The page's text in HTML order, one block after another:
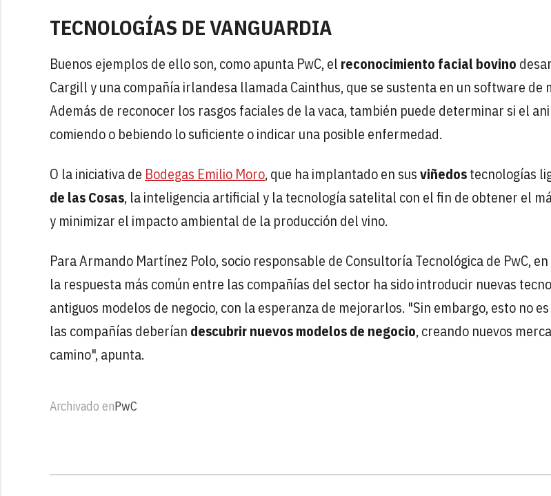
TECNOLOGÍAS DE VANGUARDIA
Buenos ejemplos de ello son, como apunta PwC, el reconocimiento facial bovino
Cargill y una compañía irlandesa llamada Cainthus, que se sustenta en un software de
Además de reconocer los rasgos faciales de la vaca, también puede determinar si el
comiendo o bebiendo lo suficiente o indicar una posible enfermedad.
O la iniciativa de Bodegas Emilio Moro, que ha implantado en susviñedostecnologías
de las Cosas, la inteligencia artificial y la tecnología satelital con el fin de obtener el
y minimizar el impacto ambiental de la producción del vino.
Para Armando Martínez Polo, socio responsable de Consultoría Tecnológica de PwC,
la respuesta más común entre las compañías del sector ha sido introducir nuevas
antiguos modelos de negocio, con la esperanza de mejorarlos. "Sin embargo, esto no
las compañías deberían descubrir nuevos modelos de negocio, creando nuevos
camino", apunta.
Archivado enPwC